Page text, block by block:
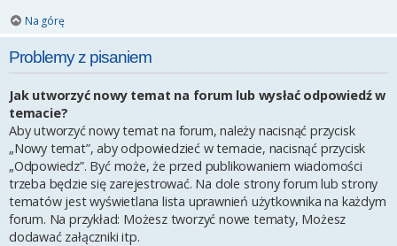
Na górę
Problemy z pisaniem
Jak utworzyć nowy temat na forum lub wysłać odpowiedź w
temacie?
Aby utworzyć nowy temat na forum, należy nacisnąć przycisk
„Nowy temat”, aby odpowiedzieć w temacie, nacisnąć przycisk
„Odpowiedz”. Być może, że przed publikowaniem wiadomości
trzeba będzie się zarejestrować. Na dole strony forum lub strony
tematów jest wyświetlana lista uprawnień użytkownika na każdym
forum. Na przykład: Możesz tworzyć nowe tematy, Możesz
dodawać załączniki itp.